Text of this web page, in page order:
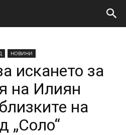
НОВИНИ
искането за
на Илиян
на
„Соло“